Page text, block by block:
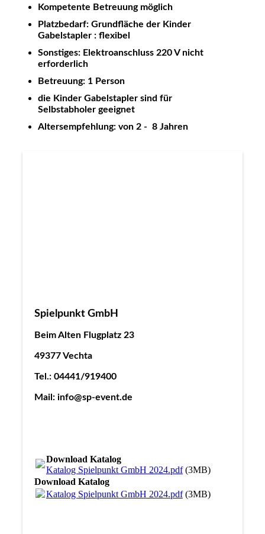
Kompetente Betreuung möglich
Platzbedarf: Grundfläche der Kinder
Gabelstapler : flexibel
Sonstiges: Elektroanschluss 220 V nicht
erforderlich
Betreuung: 1 Person
die Kinder Gabelstapler sind für
Selbstabholer geeignet
Altersempfehlung: von 2 - 8 Jahren
Spielpunkt GmbH
Beim Alten Flugplatz 23
49377 Vechta
Tel.: 04441/919400
Mail: info@sp-event.de
Download Katalog
Katalog Spielpunkt GmbH 2024.pdf(3MB)
Download Katalog
Katalog Spielpunkt GmbH 2024.pdf(3MB)